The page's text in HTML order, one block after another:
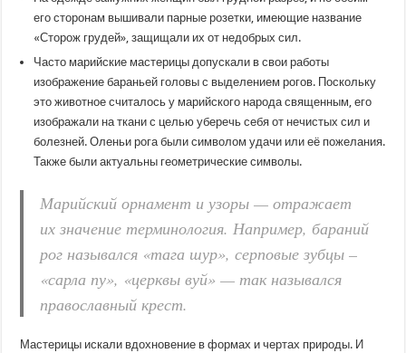
его сторонам вышивали парные розетки, имеющие название
«Сторож грудей», защищали их от недобрых сил.
Часто марийские мастерицы допускали в свои работы
изображение бараньей головы с выделением рогов. Поскольку
это животное считалось у марийского народа священным, его
изображали на ткани с целью уберечь себя от нечистых сил и
болезней. Оленьи рога были символом удачи или её пожелания.
Также были актуальны геометрические символы.
Марийский орнамент и узоры — отражает
их значение терминология. Например, бараний
рог назывался «тага шур», серповые зубцы –
«сарла пу», «церквы вуй» — так назывался
православный крест.
Мастерицы искали вдохновение в формах и чертах природы. И